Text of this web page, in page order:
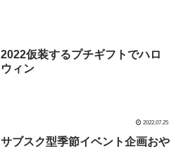
2022仮装するプチギフトでハロ
ウィン
2022.07.25
サブスク型季節イベント企画おや